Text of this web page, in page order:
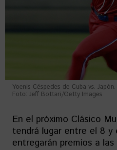
Yoenis Céspedes de Cuba vs.
Foto: Jeff Bottari/Getty Images
En el próximo Clásico
tendrá lugar entre el 8 y
entregarán premios a